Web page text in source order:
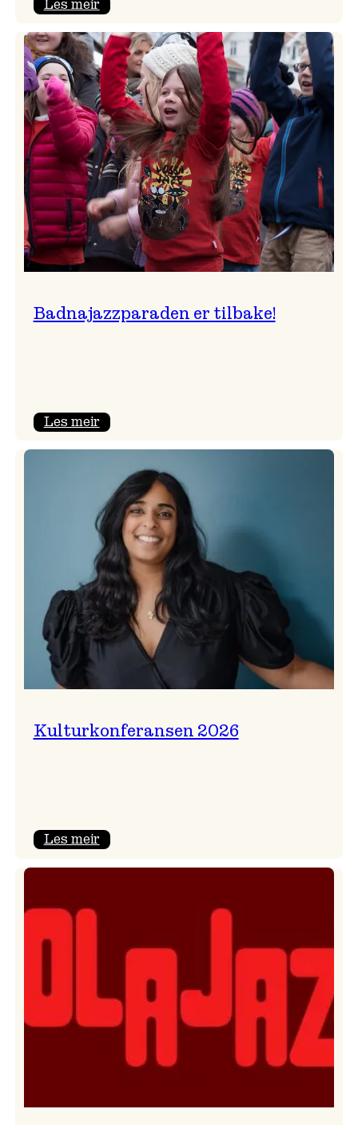
Les meir:
2026
–
Ingunn van Etten
Badnajazzparaden er tilbake!
Les meir:
tilbake!
Kulturkonferansen 2026
Les meir: